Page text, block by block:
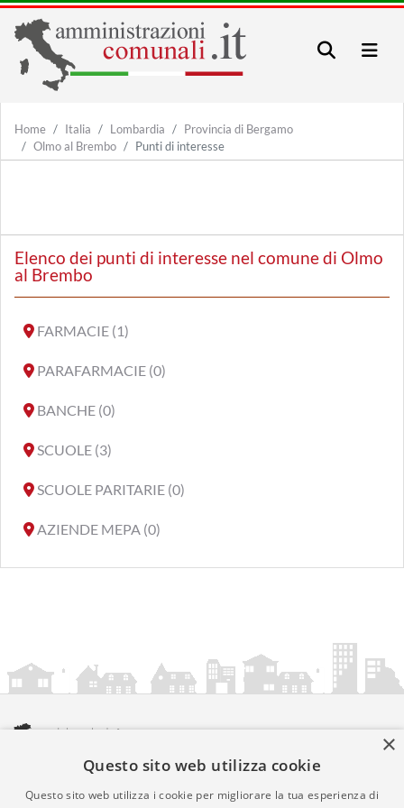
Home Italia Lombardia
Provincia di Bergamo
Olmo al Brembo
Punti di interesse
Elenco dei punti di interesse nel comune di Olmo
al Brembo
FARMACIE (1)
PARAFARMACIE (0)
BANCHE (0)
SCUOLE (3)
SCUOLE PARITARIE (0)
AZIENDE MEPA (0)
amministrazionicomunali.it è una iniziativa diartemedia.it
© Copyright MMXXIV - P.IVA 05400000724
×
Questo sito web utilizza cookie
Questo sito web utilizza i cookie per migliorare la tua esperienza di